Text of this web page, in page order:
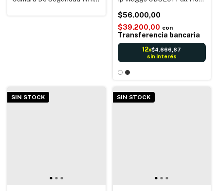
Interior Exterior
$56.000,00
$39.200,00 con
Transferencia bancaria
12x$4.666,67
sin interés
SIN STOCK SIN STOCK